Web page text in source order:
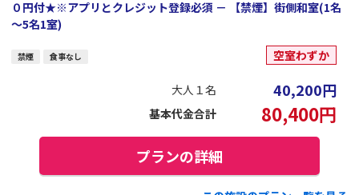
０円付★※アプリとクレジット登録必須 － 【禁煙】街側和室(1名
～5名1室)
禁煙 食事なし 空室わずか
大人１名 40,200円
基本代金合計 80,400円
プランの詳細